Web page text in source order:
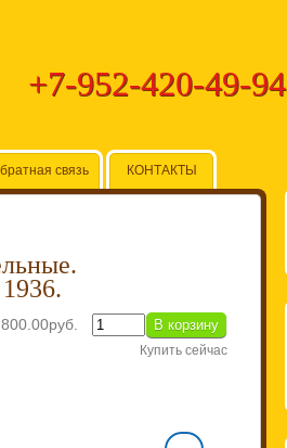
+7-952-420-49-94
связь КОНТАКТЫ
800.00руб.
Купить сейчас